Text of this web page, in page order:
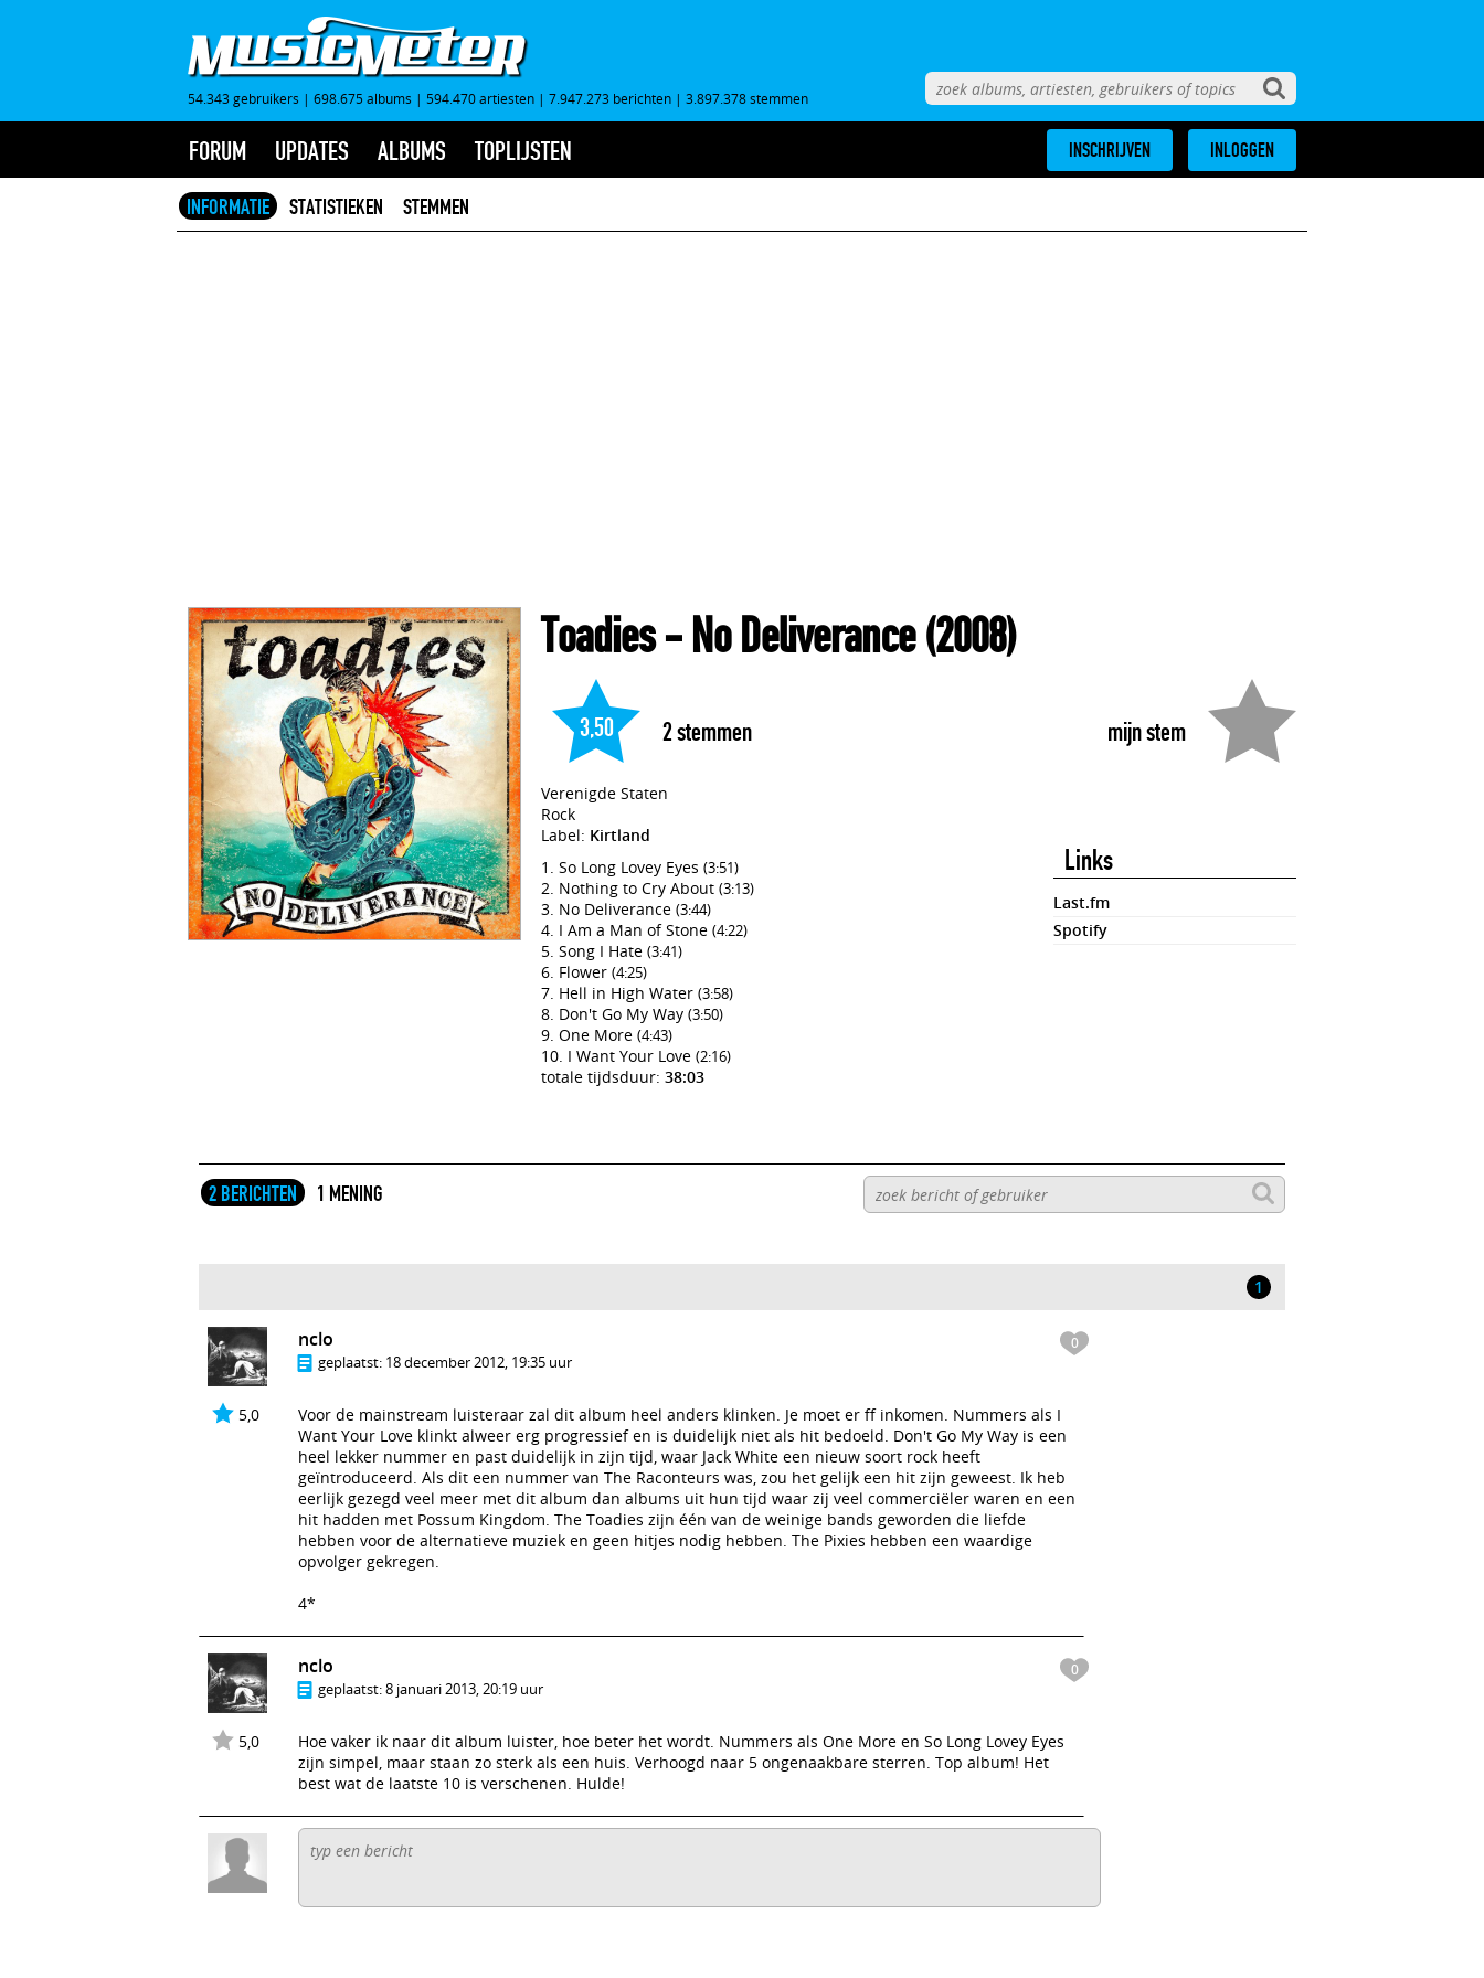
54.343 gebruikers | 698.675 albums | 594.470 artiesten | 7.947.273 berichten | 3.897.378 stemmen
FORUM UPDATES ALBUMS TOPLIJSTEN INSCHRIJVEN INLOGGEN
INFORMATIE STATISTIEKEN STEMMEN
Toadies- No Deliverance(2008)
mijn stem
3,50 2stemmen
Verenigde Staten
Rock
Label: Kirtland
So Long Lovey Eyes (3:51)
Nothing to Cry About (3:13)
No Deliverance (3:44)
I Am a Man of Stone (4:22)
Song I Hate (3:41)
Flower (4:25)
Hell in High Water (3:58)
Don't Go My Way (3:50)
One More (4:43)
I Want Your Love (2:16)
totale tijdsduur: 38:03
Links
Last.fm
Spotify
2 BERICHTEN 1 MENING
1
5,0
0
nclo
geplaatst: 18 december 2012, 19:35 uur
Voor de mainstream luisteraar zal dit album heel anders klinken. Je moet er ff inkomen. Nummers als I
Want Your Love klinkt alweer erg progressief en is duidelijk niet als hit bedoeld. Don't Go My Way is een
heel lekker nummer en past duidelijk in zijn tijd, waar Jack White een nieuw soort rock heeft
geïntroduceerd. Als dit een nummer van The Raconteurs was, zou het gelijk een hit zijn geweest. Ik heb
eerlijk gezegd veel meer met dit album dan albums uit hun tijd waar zij veel commerciëler waren en een
hit hadden met Possum Kingdom. The Toadies zijn één van de weinige bands geworden die liefde
hebben voor de alternatieve muziek en geen hitjes nodig hebben. The Pixies hebben een waardige
opvolger gekregen.
4*
5,0
0
nclo
geplaatst:8 januari 2013, 20:19 uur
Hoe vaker ik naar dit album luister, hoe beter het wordt. Nummers als One More en So Long Lovey Eyes
zijn simpel, maar staan zo sterk als een huis. Verhoogd naar 5 ongenaakbare sterren. Top album! Het
best wat de laatste 10 is verschenen. Hulde!